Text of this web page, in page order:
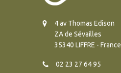
4 av Thomas Edison
ZA de Sévailles
35340 LIFFRE - France
02 23 27 64 95